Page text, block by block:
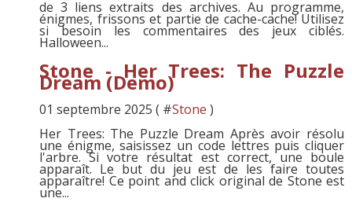
de 3 liens extraits des archives. Au programme,
énigmes, frissons et partie de cache-cache! Utilisez
si besoin les commentaires des jeux ciblés.
Halloween...
Stone - Her Trees: The Puzzle
Dream (Demo)
01 septembre 2025 ( #Stone )
Her Trees: The Puzzle Dream Après avoir résolu
une énigme, saisissez un code lettres puis cliquer
l'arbre. Si votre résultat est correct, une boule
apparaît. Le but du jeu est de les faire toutes
apparaître! Ce point and click original de Stone est
une...